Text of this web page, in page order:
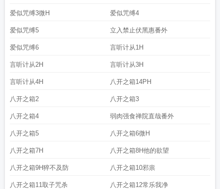
爱似咒缚3微H 爱似咒缚4
爱似咒缚5 立入禁止伏黑惠番外
爱似咒缚6 言听计从1H
言听计从2H 言听计从3H
言听计从4H 八开之箱14PH
八开之箱2 八开之箱3
八开之箱4 弱肉强食禅院直哉番外
八开之箱5 八开之箱6微H
八开之箱7H 八开之箱8H他的欲望
八开之箱9H猝不及防 八开之箱10邪祟
八开之箱11取子咒杀 八开之箱12常乐我净